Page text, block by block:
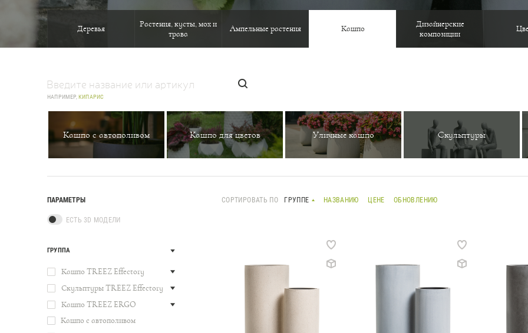
Деревья
Растения, кусты, мох и
трава
Ампельные растения Кашпо
Дизайнерские
композиции
НАПРИМЕР,КИПАРИС
Кашпо с автополивом Кашпо для цветов Уличные кашпо Скульптуры
ПАРАМЕТРЫ
ЕСТЬ 3D МОДЕЛИ
ГРУППА
Кашпо TREEZ Effectory
Скульптуры TREEZ Effectory
Кашпо TREEZ ERGO
Кашпо с автополивом
СОРТИРОВАТЬ ПО ГРУППЕ НАЗВАНИЮ ЦЕНЕ ОБНОВЛЕНИЮ